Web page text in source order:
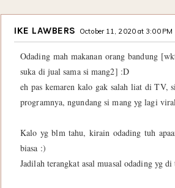
IKE LAWBERS October 11, 2020 at 3:00 PM
Odading mah makanan orang bandung
suka di jual sama si mang2] :D
eh pas kemaren kalo gak salah liat di TV,
programnya, ngundang si mang yg lagi
Kalo yg blm tahu, kirain odading tuh
biasa :)
Jadilah terangkat asal muasal odading yg